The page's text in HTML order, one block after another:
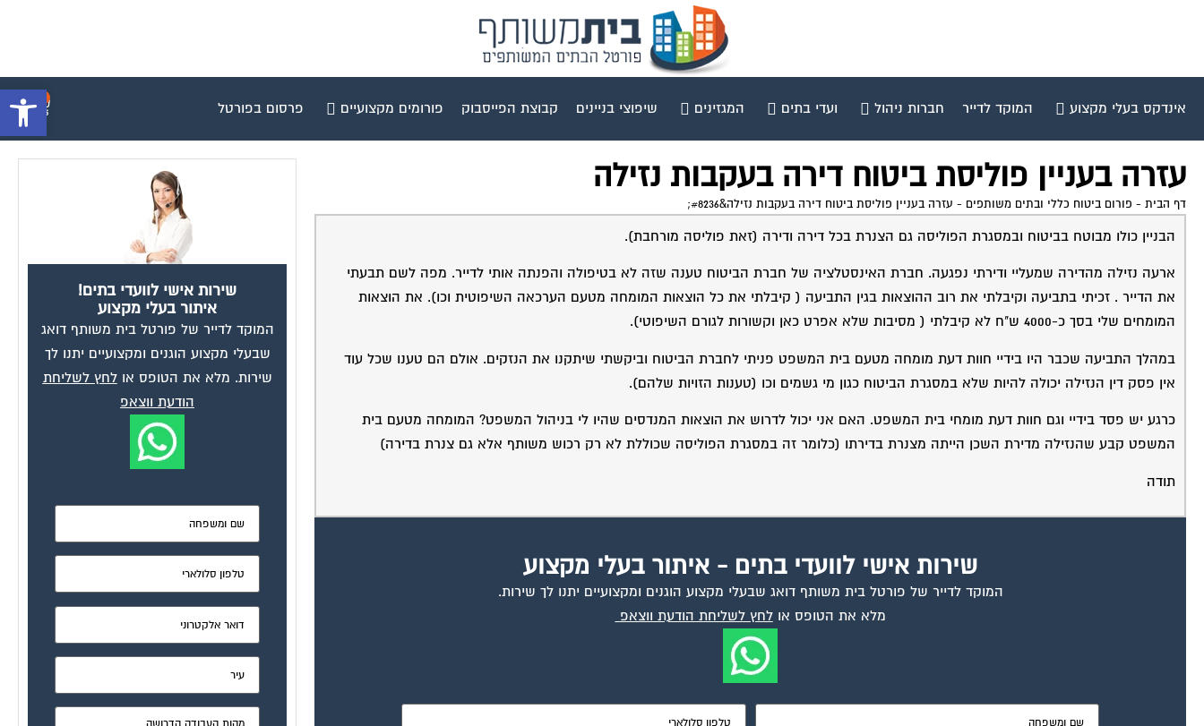
פתח אינדקס בעלי מקצוע המוקד לדייר חברות ניהול ועדי בתים המגזינים שיפוצי בניינים קבוצת הפייסבוק פורומים מקצועיים פרסום בפורטל
עזרה בעניין פוליסת ביטוח דירה בעקבות נזילה‬
דף הבית - פורום ביטוח כללי ובתים משותפים - עזרה בעניין פוליסת ביטוח דירה בעקבות נזילה&#8236;
הבניין כולו מבוטח בביטוח ובמסגרת הפוליסה גם הצנרת בכל דירה ודירה (זאת פוליסה מורחבת).
ארעה נזילה מהדירה שמעליי ודירתי נפגעה. חברת האינסטלציה של חברת הביטוח טענה שזה לא בטיפולה והפנתה אותי לדייר. מפה לשם תבעתי
את הדייר . זכיתי בתביעה וקיבלתי את רוב ההוצאות בגין התביעה ( קיבלתי את כל הוצאות המומחה מטעם הערכאה השיפוטית וכו). את הוצאות
המומחים שלי בסך כ-4000 ש"ח לא קיבלתי ( מסיבות שלא אפרט כאן וקשורות לגורם השיפוטי).
במהלך התביעה שכבר היו בידיי חוות דעת מומחה מטעם בית המשפט פניתי לחברת הביטוח וביקשתי שיתקנו את הנזקים. אולם הם טענו שכל עוד
אין פסק דין הנזילה יכולה להיות שלא במסגרת הביטוח כגון מי גשמים וכו (טענות הזויות שלהם).
כרגע יש פסד בידיי וגם חוות דעת מומחי בית המשפט. האם אני יכול לדרוש את הוצאות המנדסים שהיו לי בניהול המשפט? המומחה מטעם בית
המשפט קבע שהנזילה מדירת השכן הייתה מצנרת בדירתו (כלומר זה במסגרת הפוליסה שכוללת לא רק רכוש משותף אלא גם צנרת בדירה)
תודה
שירות אישי לוועדי בתים - איתור בעלי מקצוע
המוקד לדייר של פורטל בית משותף דואג שבעלי מקצוע הוגנים ומקצועיים יתנו לך שירות.
מלא את הטופס אולחץ לשליחת הודעת ווצאפ
שירות אישי לוועדי בתים!
איתור בעלי מקצוע
המוקד לדייר של פורטל בית משותף דואג
שבעלי מקצוע הוגנים ומקצועיים יתנו לך
שירות. מלא את הטופס אולחץ לשליחת
הודעת ווצאפ